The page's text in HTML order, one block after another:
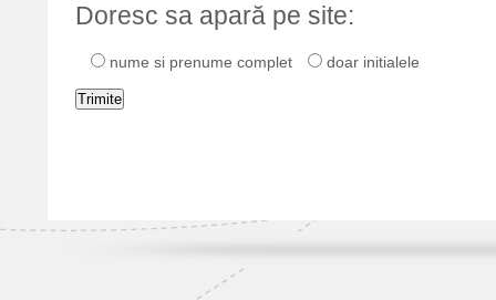
Doresc sa apară pe site:
nume si prenume complet doar initialele